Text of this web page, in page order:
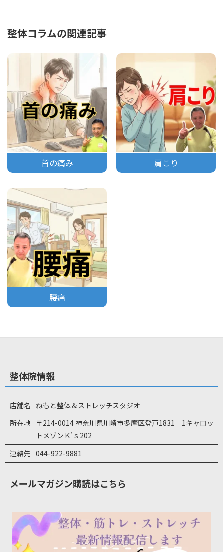
整体コラムの関連記事
首の痛み 肩こり
腰痛
整体院情報
店舗名 ねもと整体＆ストレッチスタジオ
所在地
〒214-0014 神奈川県川崎市多摩区登戸1831－1キャロッ
トメゾンＫ’ｓ202
連絡先 044-922-9881
メールマガジン購読はこちら